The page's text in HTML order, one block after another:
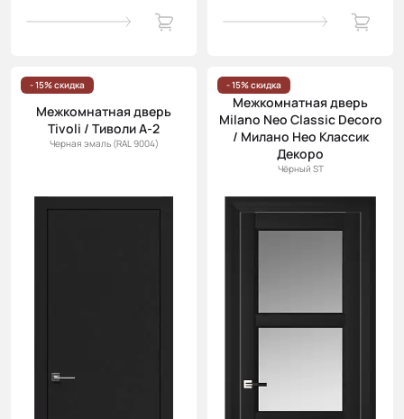
- 15% скидка
Межкомнатная дверь
Tivoli / Тиволи А-2
Черная эмаль (RAL 9004)
- 15% скидка
Межкомнатная дверь
Milano Neo Classic Decoro
/ Милано Нео Классик
Декоро
Чёрный ST